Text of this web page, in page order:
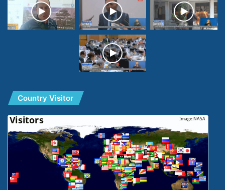
Country Visitor